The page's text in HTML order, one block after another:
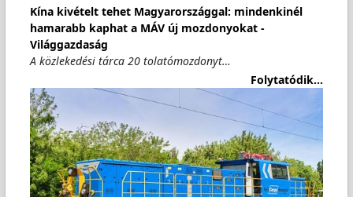
Kína kivételt tehet Magyarországgal: mindenkinél
hamarabb kaphat a MÁV új mozdonyokat -
Világgazdaság
A közlekedési tárca 20 tolatómozdonyt…
Folytatódik...